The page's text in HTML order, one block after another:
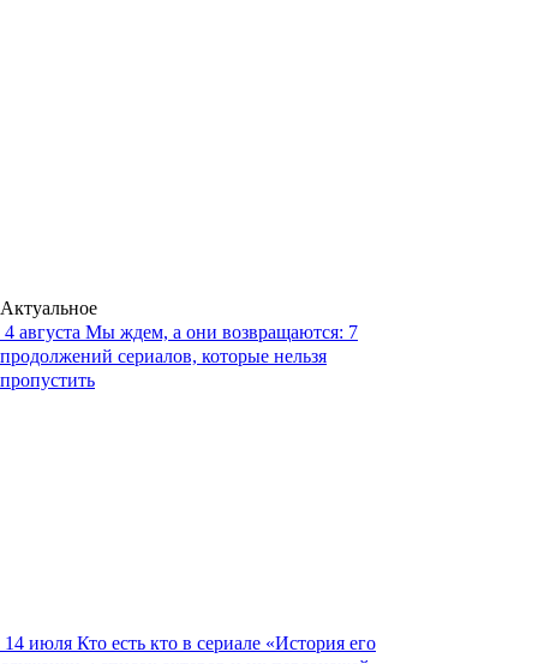
Актуальное
4 августа Мы ждем, а они возвращаются: 7
продолжений сериалов, которые нельзя
пропустить
14 июля Кто есть кто в сериале «История его